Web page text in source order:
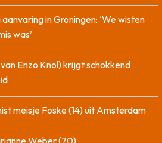
in Groningen: ‘We wisten
was’
Enzo Knol) krijgt schokkend
meisje Foske (14) uit Amsterdam